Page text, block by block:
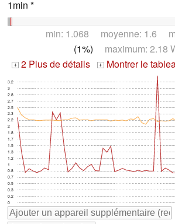
1min *
min: 1.068 moyenne: 1.6
(1%) maximum: 2.18
+ 2 Plus de détails + Montrer le
0
0.2
0.3
0.5
0.7
0.8
1
1.2
1.3
1.5
1.7
1.8
2
2.2
2.3
2.5
2.7
2.8
3
3.2